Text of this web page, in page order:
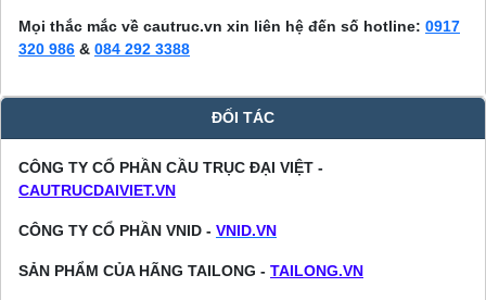
Mọi thắc mắc về cautruc.vn xin liên hệ đến số hotline: 0917
320 986 & 084 292 3388
ĐỐI TÁC
CÔNG TY CỔ PHẦN CẦU TRỤC ĐẠI VIỆT -
CAUTRUCDAIVIET.VN
CÔNG TY CỔ PHẦN VNID - VNID.VN
SẢN PHẨM CỦA HÃNG TAILONG - TAILONG.VN